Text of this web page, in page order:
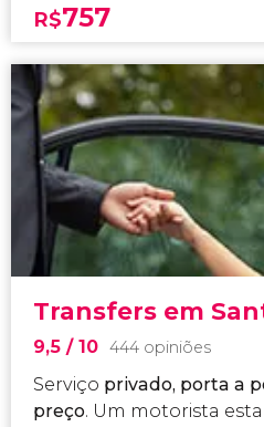
R$757
Transfers em
9,5 / 10 444 opiniões
Serviço privado, porta a
preço. Um motorista